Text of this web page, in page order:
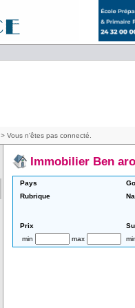
> Vous n'êtes pas connecté.
Immobilier Ben
Pays
Rubrique
Prix
min
max